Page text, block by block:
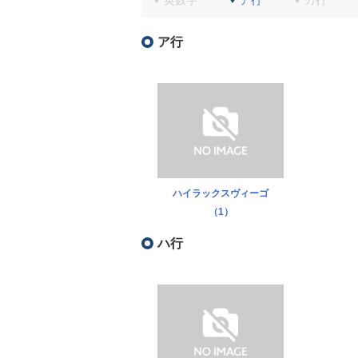
ア行
ハイラックスヴィーゴ
（1）
ハ行